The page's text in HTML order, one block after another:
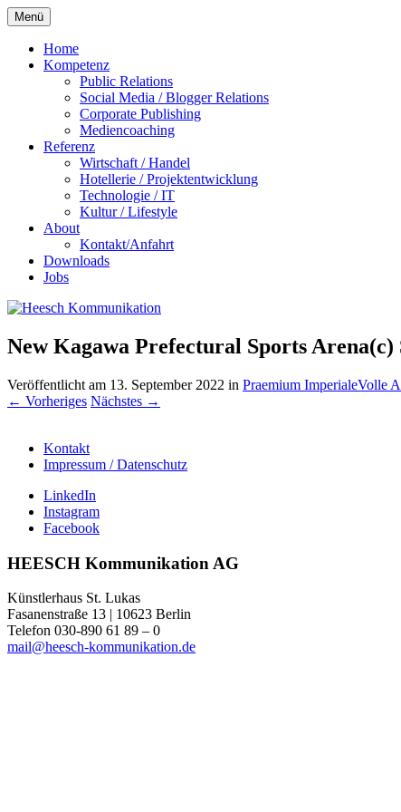
Menü Zum
Inhalt
springen
Home
Kompetenz
Public Relations
Social Media / Blogger Relations
Corporate Publishing
Mediencoaching
Referenz
Wirtschaft / Handel
Hotellerie / Projektentwicklung
Technologie / IT
Kultur / Lifestyle
About
Kontakt/Anfahrt
Downloads
Jobs
New Kagawa Prefectural Sports Arena(c)
Veröffentlicht am 13. September 2022 in Praemium ImperialeVolle
← Vorheriges Nächstes →
Kontakt
Impressum / Datenschutz
LinkedIn
Instagram
Facebook
HEESCH Kommunikation AG
Künstlerhaus St. Lukas
Fasanenstraße 13 | 10623 Berlin
Telefon 030-890 61 89 – 0
mail@heesch-kommunikation.de